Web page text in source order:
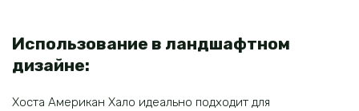
Использование в ландшафтном
дизайне:
Хоста Американ Хало идеально подходит для